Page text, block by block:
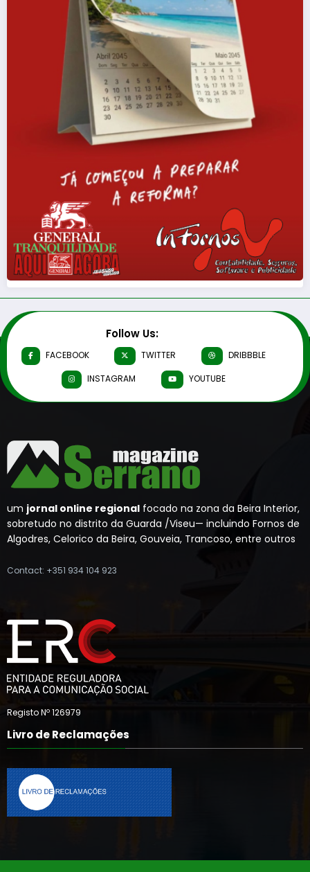
Follow Us:
FACEBOOK TWITTER
DRIBBBLE
INSTAGRAM
YOUTUBE
um jornal online regional focado na zona da Beira Interior,
sobretudo no distrito da Guarda /Viseu— incluindo Fornos de
Algodres, Celorico da Beira, Gouveia, Trancoso, entre outros
Contact: +351 934 104 923
Registo Nº 126979
Livro de Reclamações